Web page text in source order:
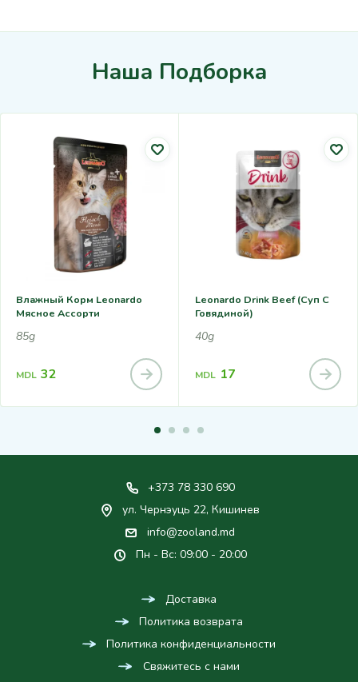
Наша Подборка
Влажный Корм Leonardo
Мясное Ассорти
85g
MDL 32
Leonardo Drink Beef (суп С
Говядиной)
40g
MDL 17
+373 78 330 690
ул. Чернэуць 22, Кишинев
info@zooland.md
Пн - Вс: 09:00 - 20:00
Доставка
Политика возврата
Политика конфиденциальности
Свяжитесь с нами